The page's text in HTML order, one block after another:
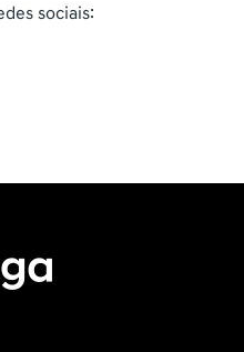
sociais: